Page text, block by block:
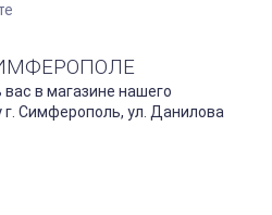
в магазине нашего
г. Симферополь, ул. Данилова